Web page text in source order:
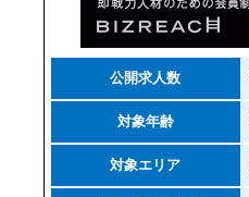
公開求人数
対象年齢
対象エリア